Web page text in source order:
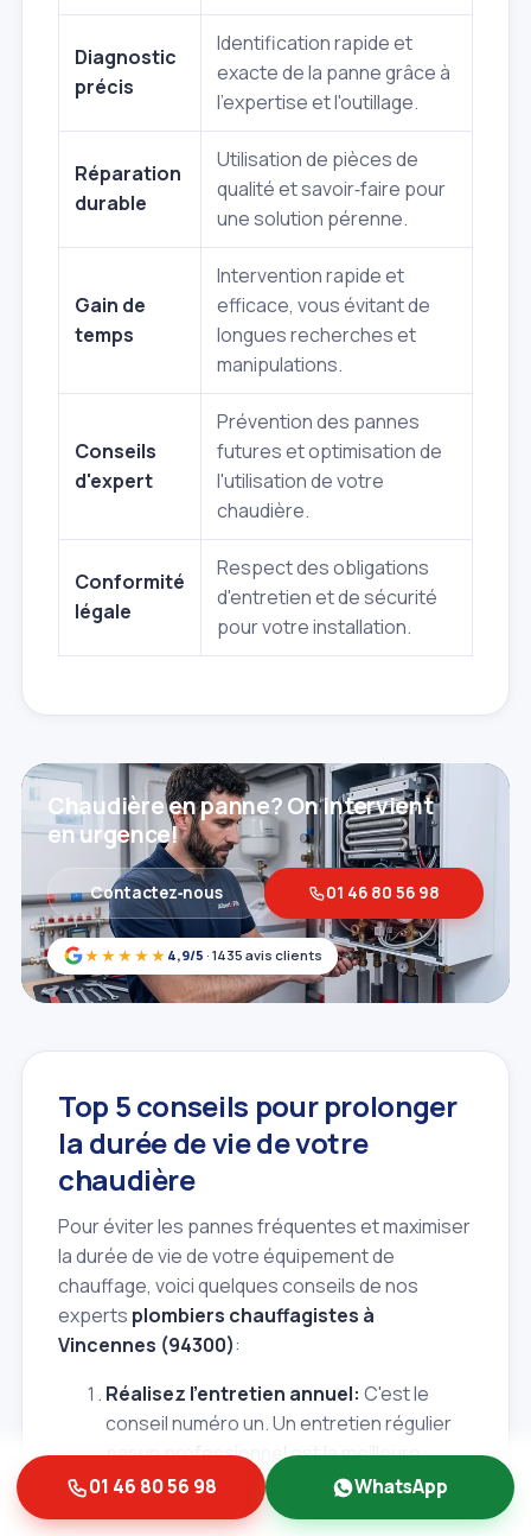
Diagnostic
précis
Identification rapide et
exacte de la panne grâce à
l'expertise et l'outillage.
Réparation
durable
Utilisation de pièces de
qualité et savoir‑faire pour
une solution pérenne.
Gain de
temps
Intervention rapide et
efficace, vous évitant de
longues recherches et
manipulations.
Conseils
d'expert
Prévention des pannes
futures et optimisation de
l'utilisation de votre
chaudière.
Conformité
légale
Respect des obligations
d'entretien et de sécurité
pour votre installation.
★★★★★ 4,9/5 · 1435 avis clients
Chaudière en panne? On intervient
en urgence!
Contactez‑nous 01 46 80 56 98
Top 5 conseils pour prolonger
la durée de vie de votre
chaudière
Pour éviter les pannes fréquentes et maximiser
la durée de vie de votre équipement de
chauffage, voici quelques conseils de nos
experts plombiers chauffagistes à
Vincennes (94300):
Réalisez l'entretien annuel: C'est le
conseil numéro un. Un entretien régulier
par un professionnel est la meilleure
garantie de longévité et de sécurité pour
votre chaudière.
01 46 80 56 98 WhatsApp